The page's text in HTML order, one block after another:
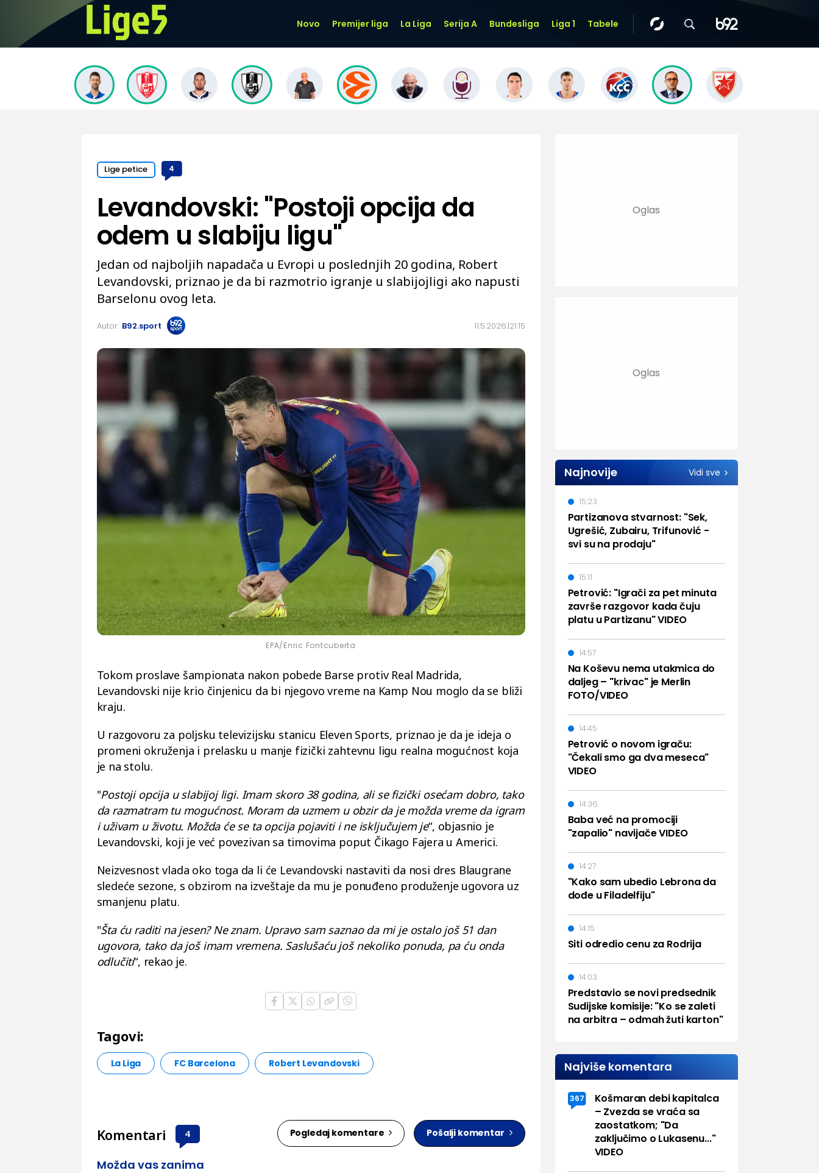
Novo Premijer liga La Liga Serija A Bundesliga Liga 1 Tabele
Lige petice 4
11.5.2026. 21:15
Levandovski: "Postoji opcija da
odem u slabiju ligu"
Jedan od najboljih napadača u Evropi u poslednjih 20 godina, Robert
Levandovski, priznao je da bi razmotrio igranje u slabijojligi ako napusti
Barselonu ovog leta.
Autor: B92.sport
EPA/Enric Fontcuberta
Tokom proslave šampionata nakon pobede Barse protiv Real Madrida,
Levandovski nije krio činjenicu da bi njegovo vreme na Kamp Nou moglo da se bliži
kraju.
U razgovoru za poljsku televizijsku stanicu Eleven Sports, priznao je da je ideja o
promeni okruženja i prelasku u manje fizički zahtevnu ligu realna mogućnost koja
je na stolu.
"Postoji opcija u slabijoj ligi. Imam skoro 38 godina, ali se fizički osećam dobro, tako
da razmatram tu mogućnost. Moram da uzmem u obzir da je možda vreme da igram
i uživam u životu. Možda će se ta opcija pojaviti i ne isključujem je“, objasnio je
Levandovski, koji je već povezivan sa timovima poput Čikago Fajera u Americi.
Neizvesnost vlada oko toga da li će Levandovski nastaviti da nosi dres Blaugrane
sledeće sezone, s obzirom na izveštaje da mu je ponuđeno produženje ugovora uz
smanjenu platu.
"Šta ću raditi na jesen? Ne znam. Upravo sam saznao da mi je ostalo još 51 dan
ugovora, tako da još imam vremena. Saslušaću još nekoliko ponuda, pa ću onda
odlučiti“, rekao je.
Tagovi:
La Liga FC Barcelona Robert Levandovski
Komentari 4 Pogledaj komentare Pošalji komentar
Možda vas zanima
Najnovije Vidi sve
Partizanova stvarnost: "Sek,
Ugrešić, Zubairu, Trifunović -
svi su na prodaju"
15:23
Petrović: "Igrači za pet minuta
završe razgovor kada čuju
platu u Partizanu" VIDEO
15:11
Na Koševu nema utakmica do
daljeg – "krivac" je Merlin
FOTO/VIDEO
14:57
Petrović o novom igraču:
"Čekali smo ga dva meseca"
VIDEO
14:45
Baba već na promociji
"zapalio" navijače VIDEO
14:36
"Kako sam ubedio Lebrona da
dođe u Filadelfiju"
14:27
Siti odredio cenu za Rodrija
14:15
Predstavio se novi predsednik
Sudijske komisije: "Ko se zaleti
na arbitra – odmah žuti karton"
14:03
Najviše komentara
367
Košmaran debi kapitalca
– Zvezda se vraća sa
zaostatkom; "Da
zaključimo o Lukasenu..."
VIDEO